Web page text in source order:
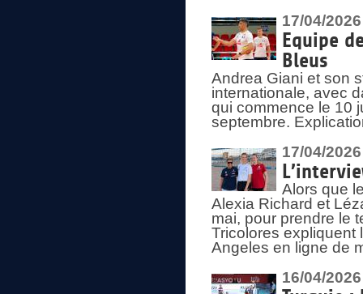
17/04/2026
Equipe
Bleus
Andrea Giani et son
internationale, avec
qui commence le 10
septembre.
17/04/2026
Alors que
Alexia Richard et
mai, pour prendre le
Tricolores expliquent
Angeles en ligne de
16/04/2026